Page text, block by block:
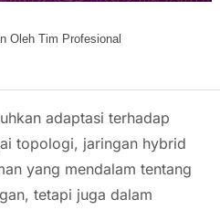
Oleh Tim Profesional
adaptasi terhadap
topologi, jaringan hybrid
yang mendalam tentang
tetapi juga dalam